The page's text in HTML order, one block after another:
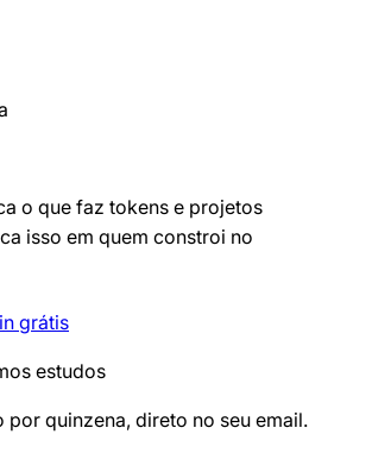
o que faz tokens e projetos
isso em quem constroi no
grátis
estudos
por quinzena, direto no seu email.